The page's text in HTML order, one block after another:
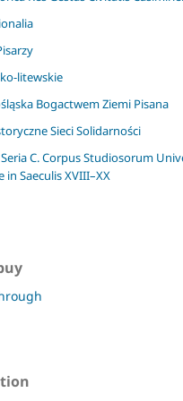
litewskie
Bogactwem Ziemi Pisana
Sieci Solidarności
Seria C. Corpus Studiosorum
in Saeculis XVIII–XX